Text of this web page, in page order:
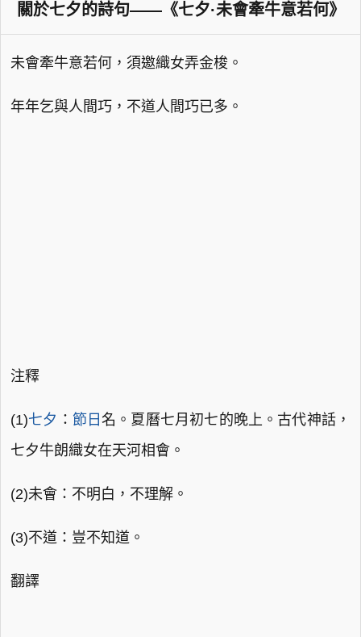
關於七夕的詩句——《七夕·未會牽牛意若何》
未會牽牛意若何，須邀織女弄金梭。
年年乞與人間巧，不道人間巧已多。
注釋
(1)七夕 ： 節日名。夏曆七月初七的晚上。古代神話，
七夕牛朗織女在天河相會。
(2)未會：不明白，不理解。
(3)不道：豈不知道。
翻譯